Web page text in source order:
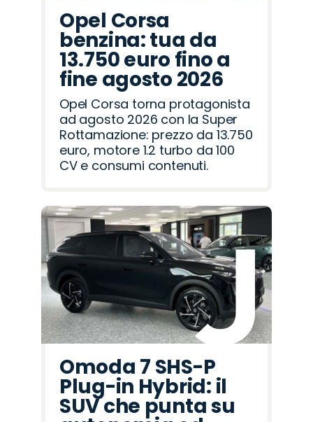
Opel Corsa
benzina: tua da
13.750 euro fino a
fine agosto 2026
Opel Corsa torna protagonista
ad agosto 2026 con la Super
Rottamazione: prezzo da 13.750
euro, motore 1.2 turbo da 100
CV e consumi contenuti.
Omoda 7 SHS-P
Plug-in Hybrid: il
SUV che punta su